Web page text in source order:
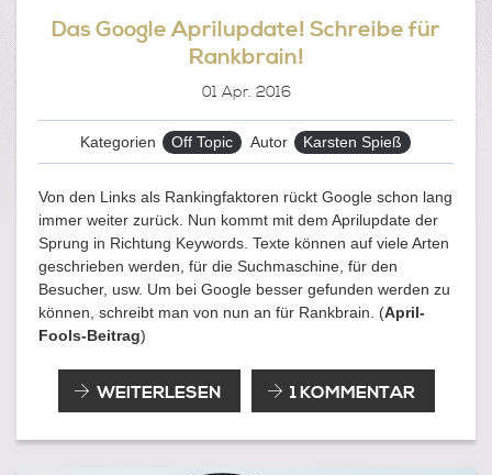
Das Google Aprilupdate! Schreibe für
Rankbrain!
01 Apr. 2016
Kategorien Off Topic Autor Karsten Spieß
Von den Links als Rankingfaktoren rückt Google schon lang
immer weiter zurück. Nun kommt mit dem Aprilupdate der
Sprung in Richtung Keywords. Texte können auf viele Arten
geschrieben werden, für die Suchmaschine, für den
Besucher, usw. Um bei Google besser gefunden werden zu
können, schreibt man von nun an für Rankbrain. (April-
Fools-Beitrag)
DAS
GOOGLE
APRILUPDATE!
WEITERLESEN 1 KOMMENTAR